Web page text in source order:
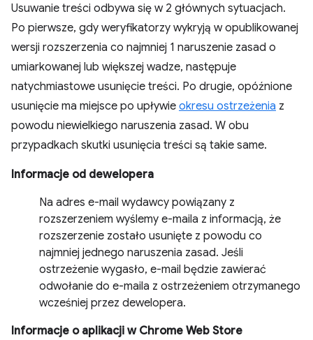
Usuwanie treści odbywa się w 2 głównych sytuacjach.
Po pierwsze, gdy weryfikatorzy wykryją w opublikowanej
wersji rozszerzenia co najmniej 1 naruszenie zasad o
umiarkowanej lub większej wadze, następuje
natychmiastowe usunięcie treści. Po drugie, opóźnione
usunięcie ma miejsce po upływie okresu ostrzeżenia z
powodu niewielkiego naruszenia zasad. W obu
przypadkach skutki usunięcia treści są takie same.
Informacje od dewelopera
Na adres e-mail wydawcy powiązany z
rozszerzeniem wyślemy e-maila z informacją, że
rozszerzenie zostało usunięte z powodu co
najmniej jednego naruszenia zasad. Jeśli
ostrzeżenie wygasło, e-mail będzie zawierać
odwołanie do e-maila z ostrzeżeniem otrzymanego
wcześniej przez dewelopera.
Informacje o aplikacji w Chrome Web Store